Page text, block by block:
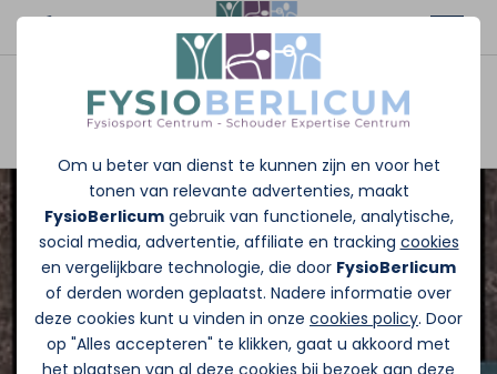
Om u beter van dienst te kunnen zijn en voor het
tonen van relevante advertenties, maakt
FysioBerlicumgebruik van functionele, analytische,
social media, advertentie, affiliate en tracking cookies
en vergelijkbare technologie, die door FysioBerlicum
of derden worden geplaatst. Nadere informatie over
deze cookies kunt u vinden in onze cookies policy. Door
op "Alles accepteren" te klikken, gaat u akkoord met
het plaatsen van al deze cookies bij bezoek aan deze
Afspraak maken